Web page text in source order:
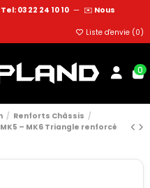
Tel: 03 22 24 10 10 — ✉️ Nous
Liste d'envie (0)
0
Renforts Châssis
– MK6 Triangle renforcé